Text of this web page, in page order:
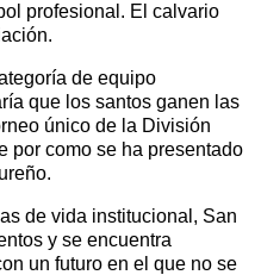
profesional. El calvario
de equipo
que los santos ganen las
único de la División
por como se ha presentado
de vida institucional, San
y se encuentra
un futuro en el que no se